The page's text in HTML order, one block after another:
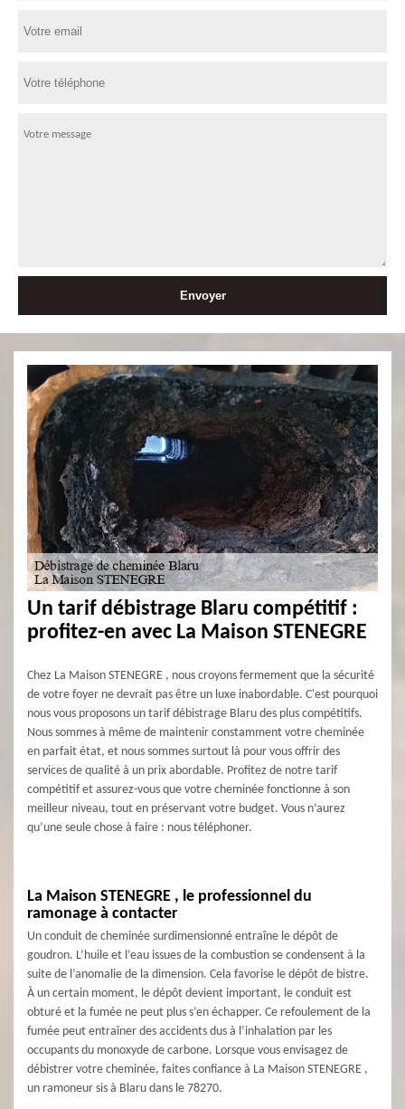
Un tarif débistrage Blaru compétitif :
profitez-en avec La Maison STENEGRE
Chez La Maison STENEGRE , nous croyons fermement que la sécurité
de votre foyer ne devrait pas être un luxe inabordable. C'est pourquoi
nous vous proposons un tarif débistrage Blaru des plus compétitifs.
Nous sommes à même de maintenir constamment votre cheminée
en parfait état, et nous sommes surtout là pour vous offrir des
services de qualité à un prix abordable. Profitez de notre tarif
compétitif et assurez-vous que votre cheminée fonctionne à son
meilleur niveau, tout en préservant votre budget. Vous n’aurez
qu’une seule chose à faire : nous téléphoner.
La Maison STENEGRE , le professionnel du
ramonage à contacter
Un conduit de cheminée surdimensionné entraîne le dépôt de
goudron. L’huile et l’eau issues de la combustion se condensent à la
suite de l’anomalie de la dimension. Cela favorise le dépôt de bistre.
À un certain moment, le dépôt devient important, le conduit est
obturé et la fumée ne peut plus s’en échapper. Ce refoulement de la
fumée peut entraîner des accidents dus à l’inhalation par les
occupants du monoxyde de carbone. Lorsque vous envisagez de
débistrer votre cheminée, faites confiance à La Maison STENEGRE ,
un ramoneur sis à Blaru dans le 78270.